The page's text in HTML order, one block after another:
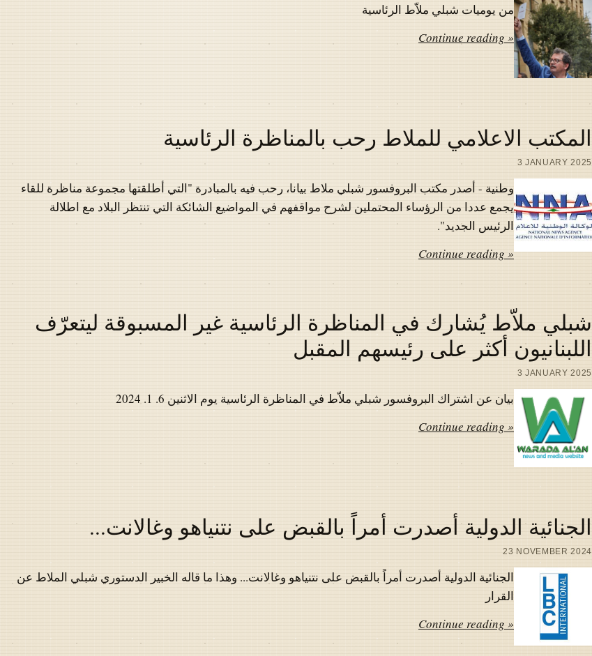
من يوميات شبلي ملاّط الرئاسية
Continue reading »
المكتب الاعلامي للملاط رحب بالمناظرة الرئاسية
3 JANUARY 2025
وطنية - أصدر مكتب البروفسور شبلي ملاط بيانا، رحب فيه بالمبادرة "التي أطلقتها مجموعة مناظرة للقاء
يجمع عددا من الرؤساء المحتملين لشرح مواقفهم في المواضيع الشائكة التي تنتظر البلاد مع اطلالة
الرئيس الجديد".
Continue reading »
شبلي ملاّط يُشارك في المناظرة الرئاسية غير المسبوقة ليتعرّف
اللبنانيون أكثر على رئيسهم المقبل
3 JANUARY 2025
بيان عن اشتراك البروفسور شبلي ملاّط في المناظرة الرئاسية يوم الاثنين 6. 1. 2024
Continue reading »
الجنائية الدولية أصدرت أمراً بالقبض على نتنياهو وغالانت...
23 NOVEMBER 2024
الجنائية الدولية أصدرت أمراً بالقبض على نتنياهو وغالانت... وهذا ما قاله الخبير الدستوري شبلي الملاط عن
القرار
Continue reading »